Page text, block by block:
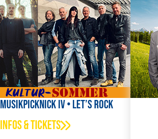
Musikpicknick IV • Let’s Rock
Infos & Tickets